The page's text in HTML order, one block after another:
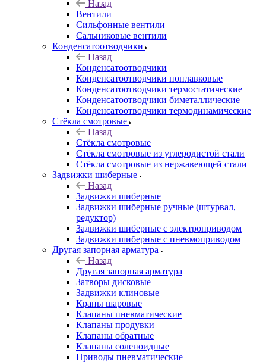
Назад
Вентили
Сильфонные вентили
Сальниковые вентили
Конденсатоотводчики
Назад
Конденсатоотводчики
Конденсатоотводчики поплавковые
Конденсатоотводчики термостатические
Конденсатоотводчики биметаллические
Конденсатоотводчики термодинамические
Стёкла смотровые
Назад
Стёкла смотровые
Стёкла смотровые из углеродистой стали
Стёкла смотровые из нержавеющей стали
Задвижки шиберные
Назад
Задвижки шиберные
Задвижки шиберные ручные (штурвал,
редуктор)
Задвижки шиберные с электроприводом
Задвижки шиберные с пневмоприводом
Другая запорная арматура
Назад
Другая запорная арматура
Затворы дисковые
Задвижки клиновые
Краны шаровые
Клапаны пневматические
Клапаны продувки
Клапаны обратные
Клапаны соленоидные
Приводы пневматические